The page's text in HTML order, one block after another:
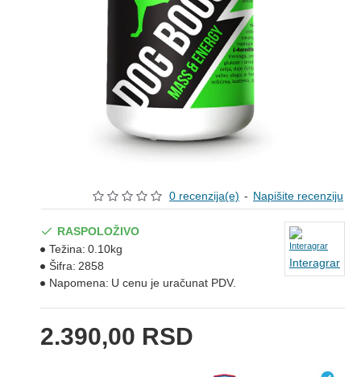
0 recenzija(e) - Napišite recenziju
2.390,00 RSD
RASPOLOŽIVO
Težina: 0.10kg
Šifra: 2858
Napomena: U cenu je uračunat PDV.
Interagrar